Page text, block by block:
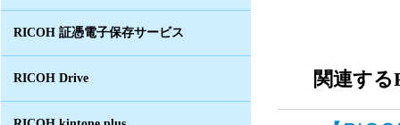
RICOH 証憑電子保存サービス
RICOH Drive 関連する